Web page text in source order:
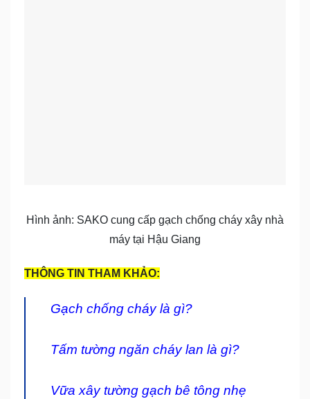
Hình ảnh: SAKO cung cấp gạch chống cháy xây nhà
máy tại Hậu Giang
THÔNG TIN THAM KHẢO:
Gạch chống cháy là gì?
Tấm tường ngăn cháy lan là gì?
Vữa xây tường gạch bê tông nhẹ